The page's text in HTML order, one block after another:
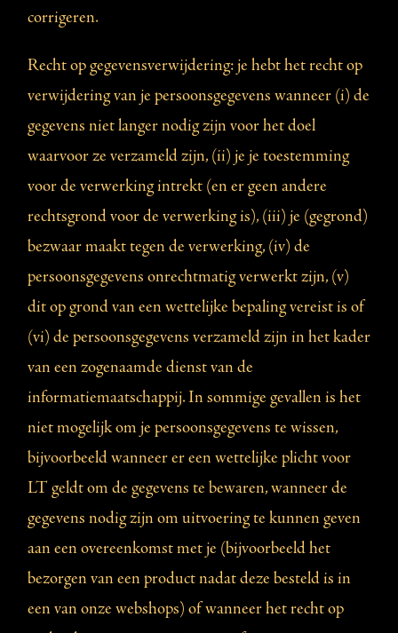
corrigeren.
Recht op gegevensverwijdering: je hebt het recht op
verwijdering van je persoonsgegevens wanneer (i) de
gegevens niet langer nodig zijn voor het doel
waarvoor ze verzameld zijn, (ii) je je toestemming
voor de verwerking intrekt (en er geen andere
rechtsgrond voor de verwerking is), (iii) je (gegrond)
bezwaar maakt tegen de verwerking, (iv) de
persoonsgegevens onrechtmatig verwerkt zijn, (v)
dit op grond van een wettelijke bepaling vereist is of
(vi) de persoonsgegevens verzameld zijn in het kader
van een zogenaamde dienst van de
informatiemaatschappij. In sommige gevallen is het
niet mogelijk om je persoonsgegevens te wissen,
bijvoorbeeld wanneer er een wettelijke plicht voor
LT geldt om de gegevens te bewaren, wanneer de
gegevens nodig zijn om uitvoering te kunnen geven
aan een overeenkomst met je (bijvoorbeeld het
bezorgen van een product nadat deze besteld is in
een van onze webshops) of wanneer het recht op